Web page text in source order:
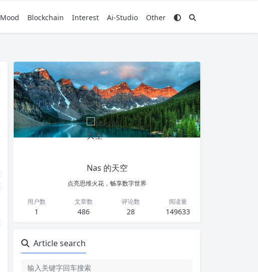
Mood Blockchain Interest Ai-Studio Other
Nas 的天空
点亮思维火花，畅享数字世界
用户数
1
文章数
486
评论数
28
阅读量
149633
Article search